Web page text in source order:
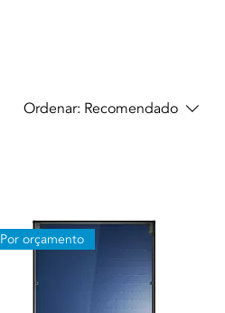
Ordenar: Recomendado
Por orçamento